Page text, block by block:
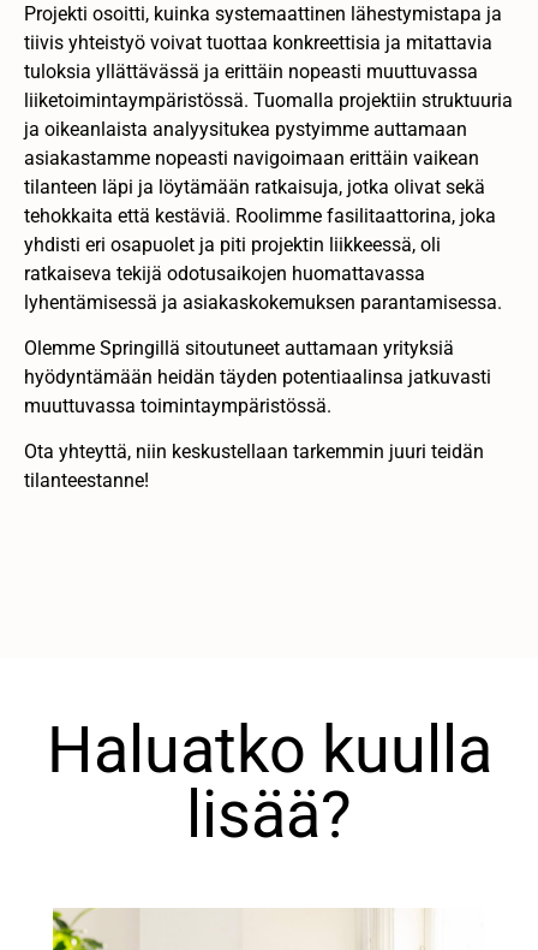
Projekti osoitti, kuinka systemaattinen lähestymistapa ja
tiivis yhteistyö voivat tuottaa konkreettisia ja mitattavia
tuloksia yllättävässä ja erittäin nopeasti muuttuvassa
liiketoimintaympäristössä. Tuomalla projektiin struktuuria
ja oikeanlaista analyysitukea pystyimme auttamaan
asiakastamme nopeasti navigoimaan erittäin vaikean
tilanteen läpi ja löytämään ratkaisuja, jotka olivat sekä
tehokkaita että kestäviä. Roolimme fasilitaattorina, joka
yhdisti eri osapuolet ja piti projektin liikkeessä, oli
ratkaiseva tekijä odotusaikojen huomattavassa
lyhentämisessä ja asiakaskokemuksen parantamisessa.
Olemme Springillä sitoutuneet auttamaan yrityksiä
hyödyntämään heidän täyden potentiaalinsa jatkuvasti
muuttuvassa toimintaympäristössä.
Ota yhteyttä, niin keskustellaan tarkemmin juuri teidän
tilanteestanne!
Haluatko kuulla
lisää?